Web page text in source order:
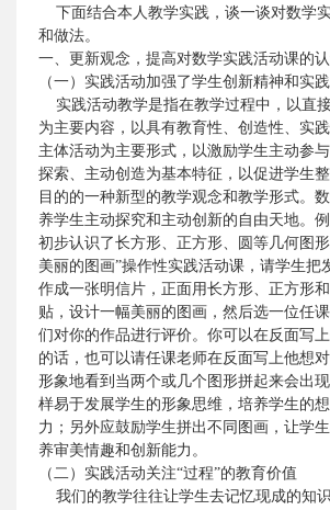
下面结合本人教学实践，谈一谈对数学
和做法。
一、更新观念，提高对数学实践活动课的认
（一）实践活动加强了学生创新精神和实
实践活动教学是指在教学过程中，以直
为主要内容，以具有教育性、创造性、实
主体活动为主要形式，以激励学生主动参
探索、主动创造为基本特征，以促进学生
目的的一种新型的教学观念和教学形式。
养学生主动探究和主动创新的自由天地。
初步认识了长方形、正方形、圆等几何图
美丽的图画”操作性实践活动课，请学生把
作成一张明信片，正面用长方形、正方形
贴，设计一幅美丽的图画，然后选一位任课
们对你的作品进行评价。你可以在反面写
的话，也可以请任课老师在反面写上他想
形象地看到当两个或几个图形拼起来会出
样易于发展学生的形象思维，培养学生的
力；另外应鼓励学生拼出不同图画，让学
养审美情趣和创新能力。
（二）实践活动关注“过程”的教育价值
我们的教学往往让学生去记忆现成的知